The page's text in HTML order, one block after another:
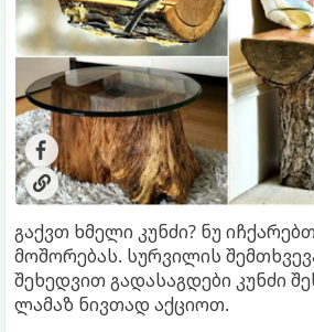
გაქვთ ხმელი კუნძი? ნუ
მოშორებას. სურვილის
შეხედვით გადასაგდები კუნძი
ლამაზ ნივთად აქციოთ.